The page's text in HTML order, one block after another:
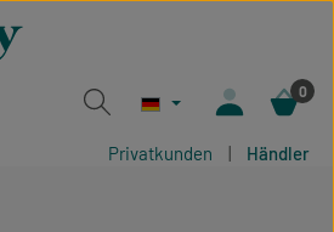
0
Privatkunden | Händler